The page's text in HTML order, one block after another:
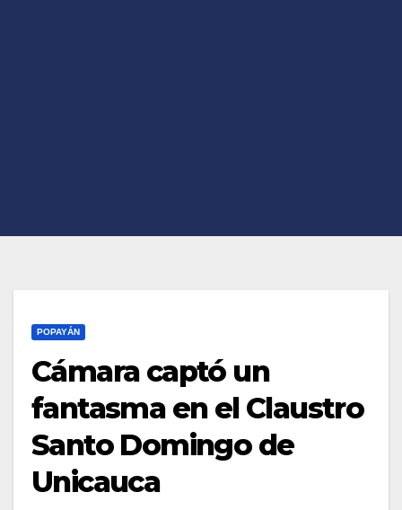
POPAYÁN
Cámara captó un
fantasma en el Claustro
Santo Domingo de
Unicauca